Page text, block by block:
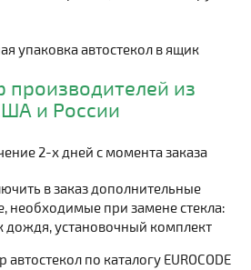
упаковка автостекол в ящик
из
и России
2-х дней с момента заказа
в заказ дополнительные
необходимые при замене стекла:
дождя, установочный комплект
по каталогу EUROCODE